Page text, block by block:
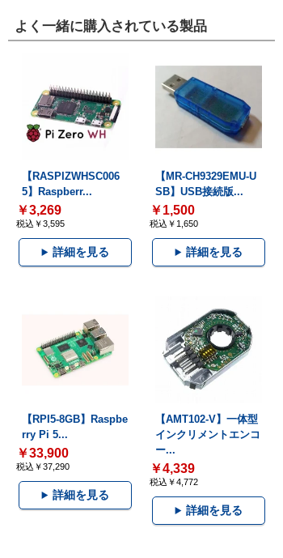
よく一緒に購入されている製品
【RASPIZWHSC006
5】Raspberr...
￥3,269
税込￥3,595
詳細を見る
【MR-CH9329EMU-U
SB】USB接続版...
￥1,500
税込￥1,650
詳細を見る
【RPI5-8GB】Raspbe
rry Pi 5...
￥33,900
税込￥37,290
詳細を見る
【AMT102-V】一体型
インクリメントエンコ
ー...
￥4,339
税込￥4,772
詳細を見る